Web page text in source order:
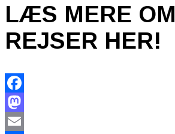
LÆS MERE OM
REJSER HER!
Facebook
Mastodon